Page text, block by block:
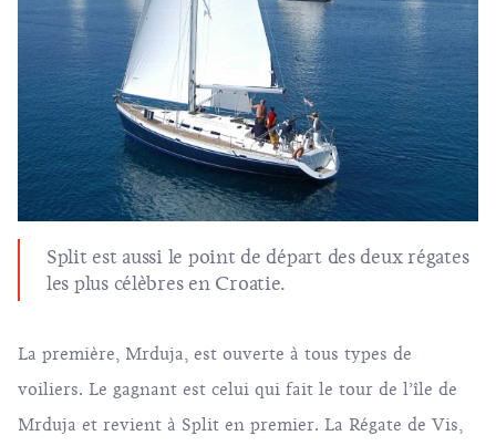
Split est aussi le point de départ des deux régates
les plus célèbres en Croatie.
La première, Mrduja, est ouverte à tous types de
voiliers. Le gagnant est celui qui fait le tour de l’île de
Mrduja et revient à Split en premier. La Régate de Vis,